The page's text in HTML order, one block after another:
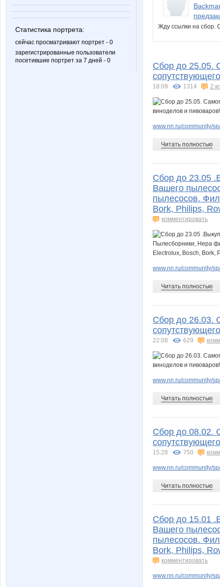
Статистика портрета:
сейчас просматривают портрет - 0
зарегистрированные пользователи
посетившие портрет за 7 дней - 0
Жду ссылки на
Сбор до 25.05.
18:09 1314 2
www.nn.ru/community/
Читать полностью
Сбор до 23.05
Вашего
пылесосов.
Bork, Philips,
комментировать
www.nn.ru/community/
Читать полностью
Сбор до 26.03.
22:08 629
www.nn.ru/community/
Читать полностью
Сбор до 08.02.
15:28 750
www.nn.ru/community/
Читать полностью
Сбор до 15.01
Вашего
пылесосов.
Bork, Philips,
комментировать
www.nn.ru/community/